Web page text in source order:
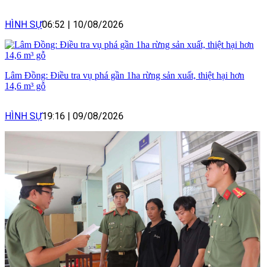
HÌNH SỰ06:52 | 10/08/2026
Lâm Đồng: Điều tra vụ phá gần 1ha rừng sản xuất, thiệt hại hơn
14,6 m³ gỗ
HÌNH SỰ19:16 | 09/08/2026